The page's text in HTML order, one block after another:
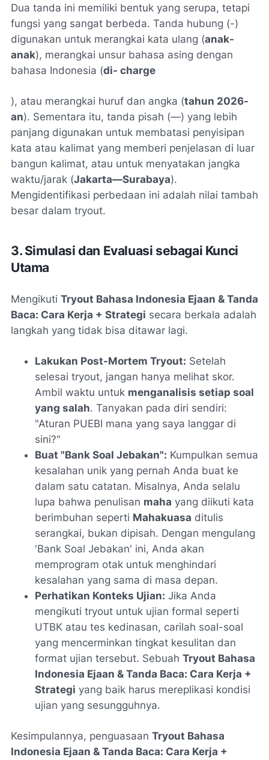
Dua tanda ini memiliki bentuk yang serupa, tetapi
fungsi yang sangat berbeda. Tanda hubung (-)
digunakan untuk merangkai kata ulang (anak-
anak), merangkai unsur bahasa asing dengan
bahasa Indonesia (di- charge
), atau merangkai huruf dan angka (tahun 2026-
an). Sementara itu, tanda pisah (—) yang lebih
panjang digunakan untuk membatasi penyisipan
kata atau kalimat yang memberi penjelasan di luar
bangun kalimat, atau untuk menyatakan jangka
waktu/jarak (Jakarta—Surabaya).
Mengidentifikasi perbedaan ini adalah nilai tambah
besar dalam tryout.
3. Simulasi dan Evaluasi sebagai Kunci
Utama
Mengikuti Tryout Bahasa Indonesia Ejaan & Tanda
Baca: Cara Kerja + Strategi secara berkala adalah
langkah yang tidak bisa ditawar lagi.
Lakukan Post-Mortem Tryout: Setelah
selesai tryout, jangan hanya melihat skor.
Ambil waktu untuk menganalisis setiap soal
yang salah. Tanyakan pada diri sendiri:
"Aturan PUEBI mana yang saya langgar di
sini?"
Buat "Bank Soal Jebakan": Kumpulkan semua
kesalahan unik yang pernah Anda buat ke
dalam satu catatan. Misalnya, Anda selalu
lupa bahwa penulisan maha yang diikuti kata
berimbuhan seperti Mahakuasa ditulis
serangkai, bukan dipisah. Dengan mengulang
'Bank Soal Jebakan' ini, Anda akan
memprogram otak untuk menghindari
kesalahan yang sama di masa depan.
Perhatikan Konteks Ujian: Jika Anda
mengikuti tryout untuk ujian formal seperti
UTBK atau tes kedinasan, carilah soal-soal
yang mencerminkan tingkat kesulitan dan
format ujian tersebut. Sebuah Tryout Bahasa
Indonesia Ejaan & Tanda Baca: Cara Kerja +
Strategi yang baik harus mereplikasi kondisi
ujian yang sesungguhnya.
Kesimpulannya, penguasaan Tryout Bahasa
Indonesia Ejaan & Tanda Baca: Cara Kerja +